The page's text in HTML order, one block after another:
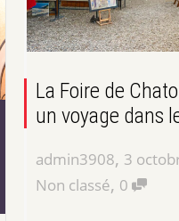
La Foire de
un voyage dans
admin3908, 3
Non classé, 0